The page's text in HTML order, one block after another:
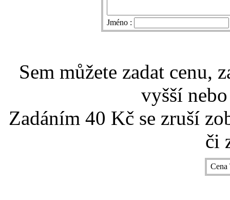
Jméno :
Sem můžete zadat cenu,
vyšší
Zadáním 40 Kč se zruší
či